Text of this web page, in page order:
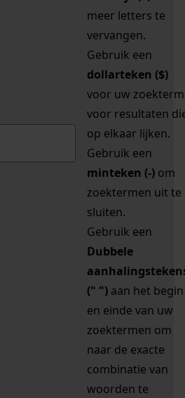
meer letters te
vervangen.
Gebruik een
dollarteken ($)
voor uw zoekterm
voor resultaten
op elkaar lijken.
Gebruik een
minteken (-) om
zoektermen uit te
sluiten.
Gebruik een
Dubbele
(" ") aan het begin
en einde van uw
zoektermen om
naar de exacte
combinatie van
woorden te